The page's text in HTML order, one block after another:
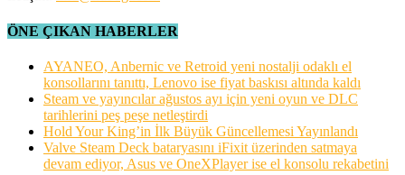
ÖNE ÇIKAN HABERLER
AYANEO, Anbernic ve Retroid yeni nostalji odaklı el
konsollarını tanıttı, Lenovo ise fiyat baskısı altında kaldı
Steam ve yayıncılar ağustos ayı için yeni oyun ve DLC
tarihlerini peş peşe netleştirdi
Hold Your King’in İlk Büyük Güncellemesi Yayınlandı
Valve Steam Deck bataryasını iFixit üzerinden satmaya
devam ediyor, Asus ve OneXPlayer ise el konsolu rekabetini